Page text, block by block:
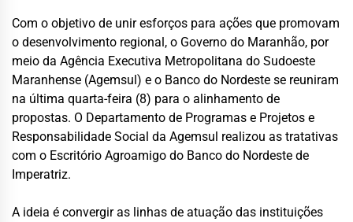
Com o objetivo de unir esforços para ações que promovam
o desenvolvimento regional, o Governo do Maranhão, por
meio da Agência Executiva Metropolitana do Sudoeste
Maranhense (Agemsul) e o Banco do Nordeste se reuniram
na última quarta-feira (8) para o alinhamento de
propostas. O Departamento de Programas e Projetos e
Responsabilidade Social da Agemsul realizou as tratativas
com o Escritório Agroamigo do Banco do Nordeste de
Imperatriz.
A ideia é convergir as linhas de atuação das instituições